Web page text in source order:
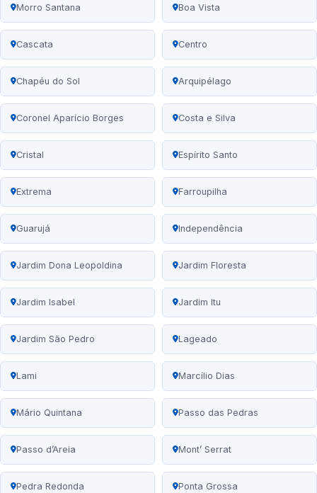
Morro Santana Boa Vista
Cascata Centro
Chapéu do Sol Arquipélago
Coronel Aparício Borges Costa e Silva
Cristal Espírito Santo
Extrema Farroupilha
Guarujá Independência
Jardim Dona Leopoldina Jardim Floresta
Jardim Isabel Jardim Itu
Jardim São Pedro Lageado
Lami Marcílio Dias
Mário Quintana Passo das Pedras
Passo d’Areia Mont’ Serrat
Pedra Redonda Ponta Grossa